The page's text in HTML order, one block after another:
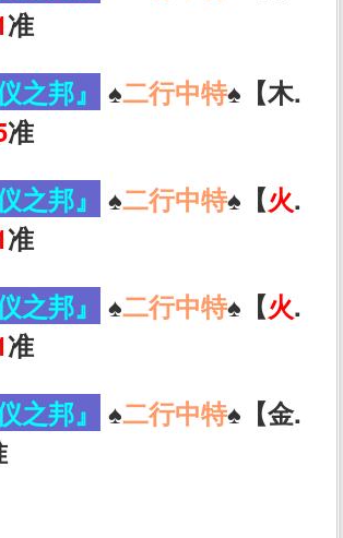
准
之邦』 ♠️二行中特♠️【木.
准
之邦』 ♠️二行中特♠️【火.
准
之邦』 ♠️二行中特♠️【火.
准
之邦』 ♠️二行中特♠️【金.